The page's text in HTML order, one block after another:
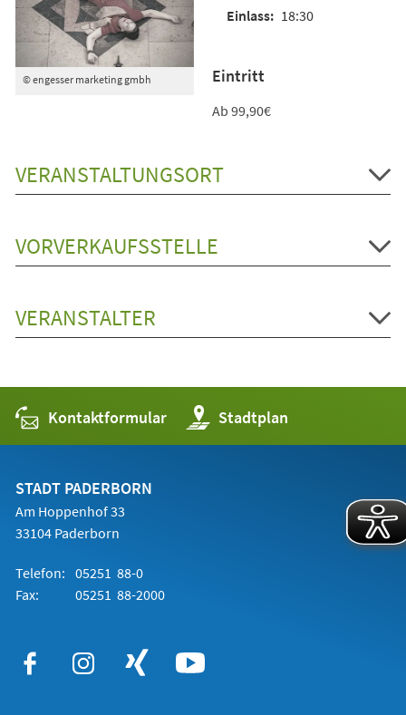
© engesser marketing gmbh
18:30
Eintritt
Ab 99,90€
VERANSTALTUNGSORT
VORVERKAUFSSTELLE
VERANSTALTER
Kontaktformular Stadtplan
(Öffnet
in
einem
STADT PADERBORN
Am Hoppenhof 33
33104 Paderborn
Telefon: 05251 88-0
Fax:
05251 88-2000